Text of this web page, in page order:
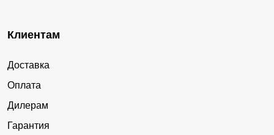
Клиентам
Доставка
Оплата
Дилерам
Гарантия